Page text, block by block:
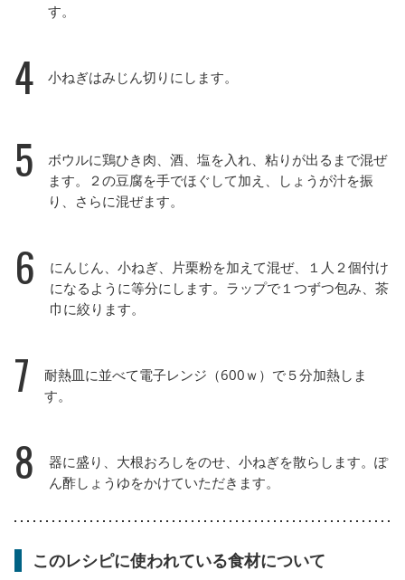
す。
4 小ねぎはみじん切りにします。
5
ボウルに鶏ひき肉、酒、塩を入れ、粘りが出るまで混ぜ
ます。２の豆腐を手でほぐして加え、しょうが汁を振
り、さらに混ぜます。
6
にんじん、小ねぎ、片栗粉を加えて混ぜ、１人２個付け
になるように等分にします。ラップで１つずつ包み、茶
巾に絞ります。
7
耐熱皿に並べて電子レンジ（600ｗ）で５分加熱しま
す。
8
器に盛り、大根おろしをのせ、小ねぎを散らします。ぽ
ん酢しょうゆをかけていただきます。
このレシピに使われている食材について